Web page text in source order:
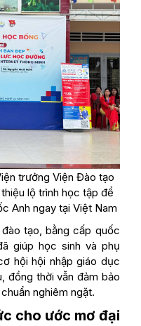
trưởng Viện Đào tạo
lộ trình học tập để
Anh ngay tại Việt Nam
tạo, bằng cấp quốc
giúp học sinh và phụ
hội hội nhập giáo dục
đồng thời vẫn đảm bảo
nghiêm ngặt.
cho ước mơ đại